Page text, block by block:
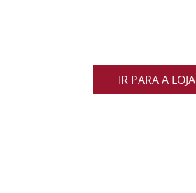
IR PARA A LOJA